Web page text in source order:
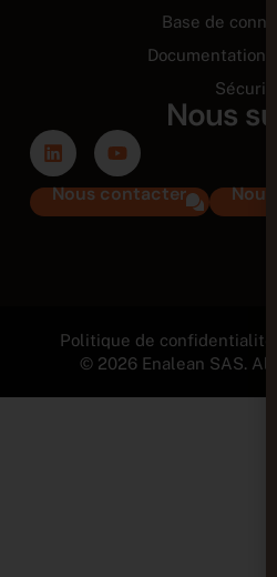
Base de
Documentation
Sécurité
Nous
Nous contacter Nous
Politique de confidentialité
© 2026 Enalean SAS. All